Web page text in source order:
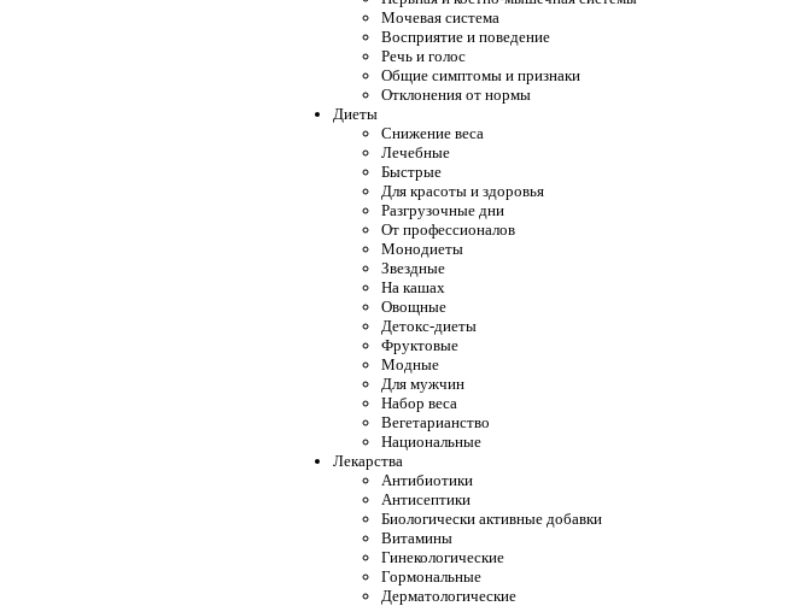
Мочевая система
Восприятие и поведение
Речь и голос
Общие симптомы и признаки
Отклонения от нормы
Диеты
Снижение веса
Лечебные
Быстрые
Для красоты и здоровья
Разгрузочные дни
От профессионалов
Монодиеты
Звездные
На кашах
Овощные
Детокс-диеты
Фруктовые
Модные
Для мужчин
Набор веса
Вегетарианство
Национальные
Лекарства
Антибиотики
Антисептики
Биологически активные добавки
Витамины
Гинекологические
Гормональные
Дерматологические